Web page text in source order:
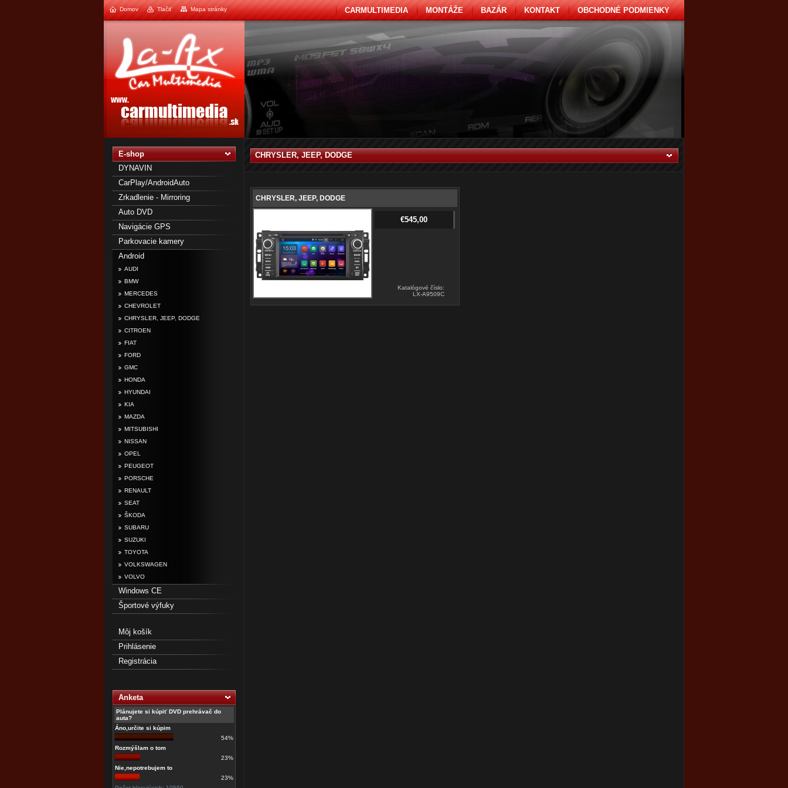
CARMULTIMEDIA MONTÁŽE BAZÁR KONTAKT OBCHODNÉ PODMIENKY
Domov Tlačiť Mapa stránky
E-shop
DYNAVIN
CarPlay/AndroidAuto
Zrkadlenie - Mirroring
Auto DVD
Navigácie GPS
Parkovacie kamery
Android
AUDI
BMW
MERCEDES
CHEVROLET
CHRYSLER, JEEP, DODGE
CITROEN
FIAT
FORD
GMC
HONDA
HYUNDAI
KIA
MAZDA
MITSUBISHI
NISSAN
OPEL
PEUGEOT
PORSCHE
RENAULT
SEAT
ŠKODA
SUBARU
SUZUKI
TOYOTA
VOLKSWAGEN
VOLVO
Windows CE
Športové výfuky
Môj košík
Prihlásenie
Registrácia
Anketa
Plánujete si kúpiť DVD prehrávač do
auta?
Áno,určite si kúpim
54%
Rozmýšlam o tom
23%
Nie,nepotrebujem to
23%
CHRYSLER, JEEP, DODGE
Katalógové číslo:
LX-A9509C
CHRYSLER, JEEP, DODGE
€545,00